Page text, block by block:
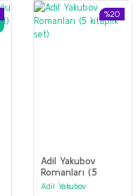
%20
Adil Yakubov
Romanları (5
kitaplık set)
Adil Yakubov